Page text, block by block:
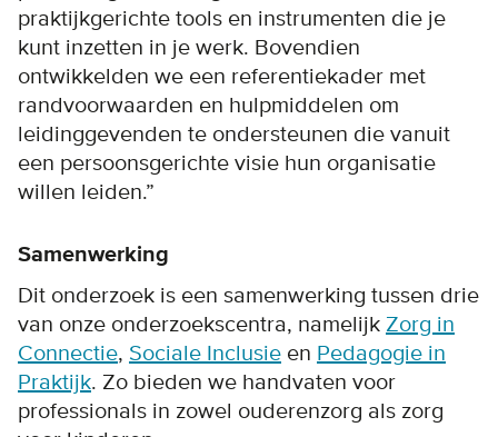
praktijkgerichte tools en instrumenten die je
kunt inzetten in je werk. Bovendien
ontwikkelden we een referentiekader met
randvoorwaarden en hulpmiddelen om
leidinggevenden te ondersteunen die vanuit
een persoonsgerichte visie hun organisatie
willen leiden.”
Samenwerking
Dit onderzoek is een samenwerking tussen drie
van onze onderzoekscentra, namelijk Zorg in
Connectie, Sociale Inclusie en Pedagogie in
Praktijk. Zo bieden we handvaten voor
professionals in zowel ouderenzorg als zorg